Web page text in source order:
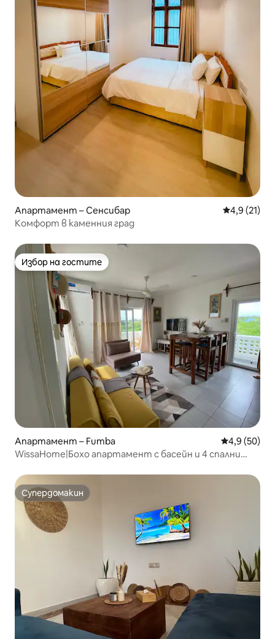
Апартамент – Сенсибар Средна
4,9 (21)
Комфорт в каменния град
Избор на гостите
Избор на гостите
Апартамент – Fumba Средна
4,9 (50)
WissaHome|Бохо апартамент с басейн и 4 спални
Супердомакин
Супердомакин